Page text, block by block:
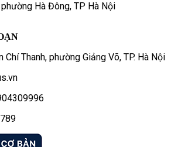
Hà Đông, TP Hà Nội
Thanh, phường Giảng Võ, TP. Hà Nội